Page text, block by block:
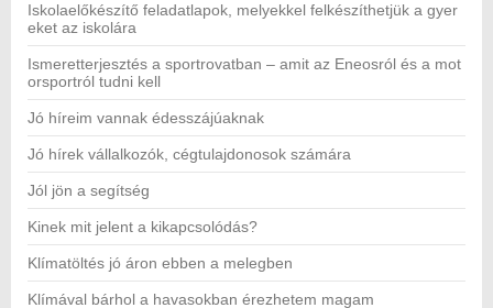
Iskolaelőkészítő feladatlapok, melyekkel felkészíthetjük a gyer
eket az iskolára
Ismeretterjesztés a sportrovatban – amit az Eneosról és a mot
orsportról tudni kell
Jó híreim vannak édesszájúaknak
Jó hírek vállalkozók, cégtulajdonosok számára
Jól jön a segítség
Kinek mit jelent a kikapcsolódás?
Klímatöltés jó áron ebben a melegben
Klímával bárhol a havasokban érezhetem magam